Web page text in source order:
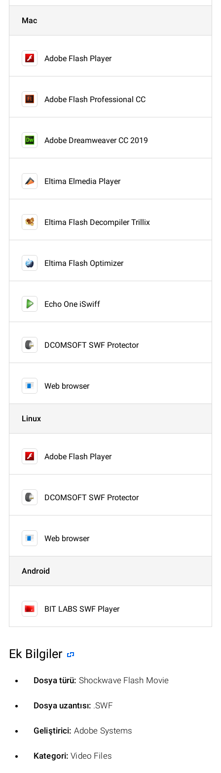
Mac
Adobe Flash Player
Adobe Flash Professional CC
Adobe Dreamweaver CC 2019
Eltima Elmedia Player
Eltima Flash Decompiler Trillix
Eltima Flash Optimizer
Echo One iSwiff
DCOMSOFT SWF Protector
Web browser
Linux
Adobe Flash Player
DCOMSOFT SWF Protector
Web browser
Android
BIT LABS SWF Player
Ek Bilgiler
Dosya türü: Shockwave Flash Movie
Dosya uzantısı: .SWF
Geliştirici: Adobe Systems
Kategori: Video Files